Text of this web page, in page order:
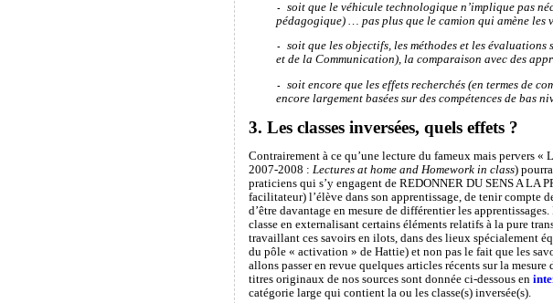
- soit que le véhicule technologique n’implique pas
pédagogique) … pas plus que le camion qui amène
- soit que les objectifs, les méthodes et les
et de la Communication), la comparaison avec des
- soit encore que les effets recherchés (en termes de
encore largement basées sur des compétences de bas
3. Les classes inversées, quels effets ?
Contrairement à ce qu’une lecture du fameux mais pervers
2007-2008 : Lectures at home and Homework in class)
praticiens qui s’y engagent de REDONNER DU SENS A LA
facilitateur) l’élève dans son apprentissage, de tenir compte
d’être davantage en mesure de différentier les
classe en externalisant certains éléments relatifs à la pure
travaillant ces savoirs en ilots, dans des lieux spécialement
du pôle « activation » de Hattie) et non pas le fait que les
allons passer en revue quelques articles récents sur la
titres originaux de nos sources sont donnée ci-dessous en
catégorie large qui contient la ou les classe(s) inversée(s).